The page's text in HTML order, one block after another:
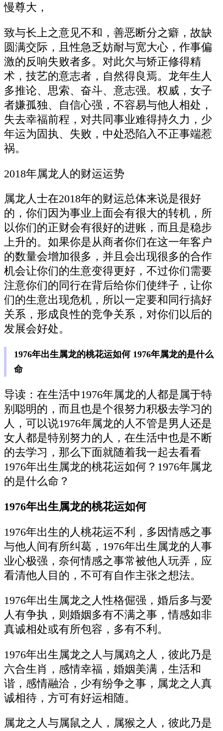
慢尊大，
致与长上之意见不和，善恶断分之癖，故缺
圆满交际，且性急乏妨耐与宽大心，作事偏
激的反响失败者多。对此欠与矫正修得精
术，技艺的意志者，自然得良焉。龙年生人
多推论、思索、奋斗、意志强。权威，女子
者嫌孤独、自信心强，不容易与他人相处，
失去幸福前程，对共同事业难得持久力，少
年运为固执、失败，中处恐陷入不正事端惹
祸。
2018年属龙人的财运运势
属龙人士在2018年的财运总体来说是很好
的，你们因为事业上面会有很大的转机，所
以你们的正财会有很好的进账，而且是稳步
上升的。如果你是从商者你们在这一年客户
的数量会增加很多，并且会出现很多的合作
机会让你们的生意变得更好，不过你们需要
注意你们的同行在背后给你们使绊子，让你
们的生意出现危机，所以一定要和同行搞好
关系，形成良性的竞争关系，对你们以后的
发展会好处。
1976年出生属龙的桃花运如何 1976年属龙的是什么
命
导读：在生活中1976年属龙的人都是属于特
别聪明的，而且也是个很努力积极去学习的
人，可以说1976年属龙的人不管是男人还是
女人都是特别努力的人，在生活中也是不断
的去学习，那么下面就随着我一起去看看
1976年出生属龙的桃花运如何？1976年属龙
的是什么命？
1976年出生属龙的桃花运如何
1976年出生的人桃花运不利，多因情感之事
与他人间有所纠葛，1976年出生属龙的人事
业心极强，奈何情感之事常被他人玩弄，应
看清他人目的，不可有自作主张之想法。
1976年出生属龙之人性格倔强，婚后多与爱
人有争执，则婚姻多有不满之事，情感如非
真诚相处或有所包容，多有不利。
1976年出生属龙之人与属鸡之人，彼此乃是
六合生肖，感情幸福，婚姻美满，生活和
谐，感情融洽，少有纷争之事，属龙之人真
诚相待，方可有好运相随。
属龙之人与属鼠之人，属猴之人，彼此乃是